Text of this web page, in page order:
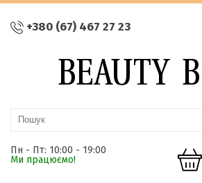
+380 (67) 467 27 23
Пн - Пт: 10:00 - 19:00
Ми працюємо!